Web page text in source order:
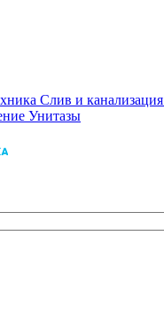
Слив и канализация
Унитазы